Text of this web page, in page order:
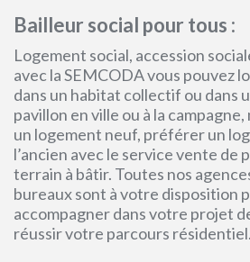
Bailleur social pour tous :
Logement social, accession
avec la SEMCODA vous pouvez
dans un habitat collectif ou dans
pavillon en ville ou à la
un logement neuf, préférer un
l’ancien avec le service vente de
terrain à bâtir. Toutes nos
bureaux sont à votre disposition
accompagner dans votre projet
réussir votre parcours résidentiel.